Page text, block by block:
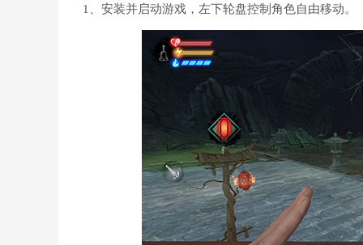
1、安装并启动游戏，左下轮盘控制角色自由移动。